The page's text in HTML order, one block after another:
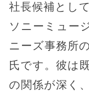
社長候補とし
ソニーミュー
ニーズ事務所
氏です。彼は
の関係が深く